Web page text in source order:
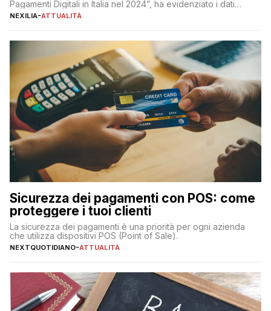
Pagamenti Digitali in Italia nel 2024”, ha evidenziato i dati
definitivi del primo semestre 2024 relativamente alle
NEXILIA-ATTUALITÀ
Sicurezza dei pagamenti con POS: come
proteggere i tuoi clienti
La sicurezza dei pagamenti è una priorità per ogni azienda
che utilizza dispositivi POS (Point of Sale).
NEXTQUOTIDIANO-ATTUALITÀ